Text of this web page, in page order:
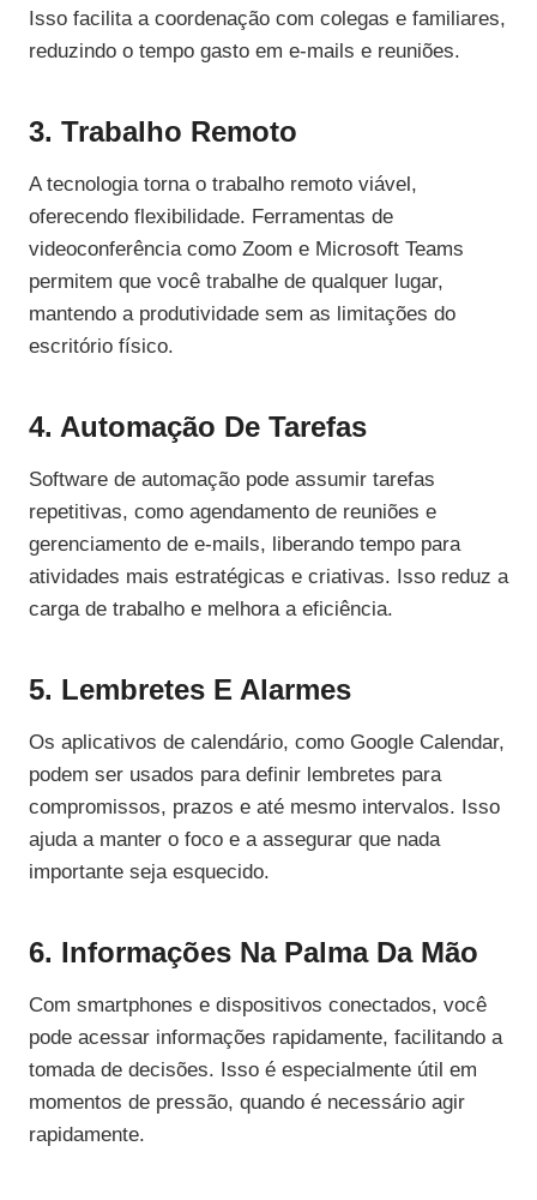
Isso facilita a coordenação com colegas e familiares,
reduzindo o tempo gasto em e-mails e reuniões.
3. Trabalho Remoto
A tecnologia torna o trabalho remoto viável,
oferecendo flexibilidade. Ferramentas de
videoconferência como Zoom e Microsoft Teams
permitem que você trabalhe de qualquer lugar,
mantendo a produtividade sem as limitações do
escritório físico.
4. Automação De Tarefas
Software de automação pode assumir tarefas
repetitivas, como agendamento de reuniões e
gerenciamento de e-mails, liberando tempo para
atividades mais estratégicas e criativas. Isso reduz a
carga de trabalho e melhora a eficiência.
5. Lembretes E Alarmes
Os aplicativos de calendário, como Google Calendar,
podem ser usados para definir lembretes para
compromissos, prazos e até mesmo intervalos. Isso
ajuda a manter o foco e a assegurar que nada
importante seja esquecido.
6. Informações Na Palma Da Mão
Com smartphones e dispositivos conectados, você
pode acessar informações rapidamente, facilitando a
tomada de decisões. Isso é especialmente útil em
momentos de pressão, quando é necessário agir
rapidamente.